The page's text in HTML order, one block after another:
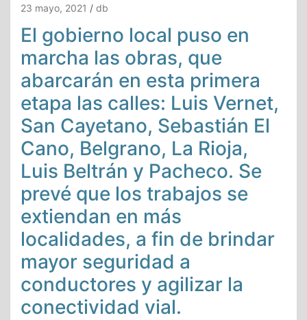
23 mayo, 2021 db
El gobierno local puso en
marcha las obras, que
abarcarán en esta primera
etapa las calles: Luis Vernet,
San Cayetano, Sebastián El
Cano, Belgrano, La Rioja,
Luis Beltrán y Pacheco. Se
prevé que los trabajos se
extiendan en más
localidades, a fin de brindar
mayor seguridad a
conductores y agilizar la
conectividad vial.